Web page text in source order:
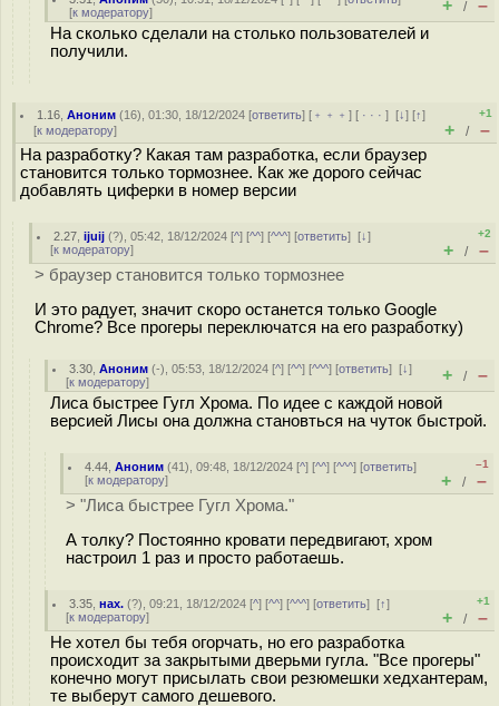
[к модератору] + / –
На сколько сделали на столько пользователей и
получили.
1.16 ,Аноним (16), 01:30, 18/12/2024 [ответить] [ ﹢﹢﹢] [ · · ·][↓] [↑]
[к модератору]
+1
+ / –
На разработку? Какая там разработка, если браузер
становится только тормознее. Как же дорого сейчас
добавлять циферки в номер версии
2.27 ,ijuij (?), 05:42, 18/12/2024 [^] [^^] [^^^] [ответить][↓]
[к модератору]
+2
+ / –
> браузер становится только тормознее
И это радует, значит скоро останется только Google
Chrome? Все прогеры переключатся на его разработку)
3.30 ,Аноним (-), 05:53, 18/12/2024 [^] [^^] [^^^] [ответить][↓]
[к модератору] + / –
Лиса быстрее Гугл Хрома. По идее с каждой новой
версией Лисы она должна становться на чуток быстрой.
4.44 ,Аноним (41), 09:48, 18/12/2024 [^] [^^] [^^^] [ответить]
[к модератору]
–1
+ / –
> "Лиса быстрее Гугл Хрома."
А толку? Постоянно кровати передвигают, хром
настроил 1 раз и просто работаешь.
3.35 ,нах. (?), 09:21, 18/12/2024 [^] [^^] [^^^] [ответить][↑]
[к модератору]
+1
+ / –
Не хотел бы тебя огорчать, но его разработка
происходит за закрытыми дверьми гугла. "Все прогеры"
конечно могут присылать свои резюмешки хедхантерам,
те выберут самого дешевого.